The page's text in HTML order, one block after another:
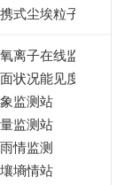
式尘埃粒子计数器
离子在线监测
状况能见度监测
监测站
监测站
情监测
墒情站